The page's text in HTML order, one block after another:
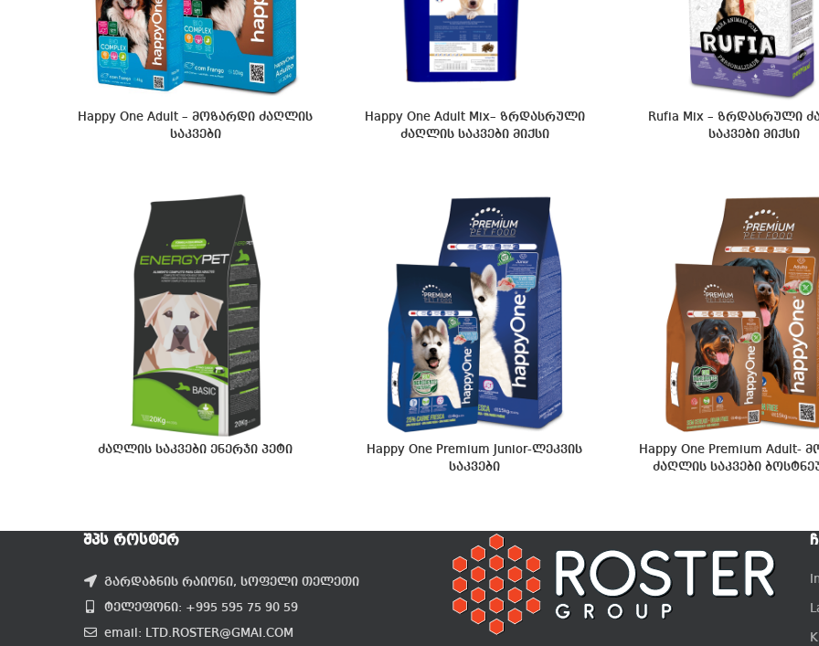
Happy One Adult – მოზარდი ძაღლის
საკვები
Happy One Adult Mix– ზრდასრული
ძაღლის საკვები მიქსი
Rufia Mix – ზრდასრული
საკვები მიქსი
ძაღლის საკვები ენერჯი პეტი
Happy One Premium Junior-ლეკვის
საკვები
Happy One Premium Adult-
ძაღლის საკვები
ᲨᲞᲡ ᲠᲝᲡᲢᲔᲠ
გარდაბნის რაიონი, სოფელი თელეთი
ტელეფონი: +995 595 75 90 59
email: LTD.ROSTER@GMAI.COM